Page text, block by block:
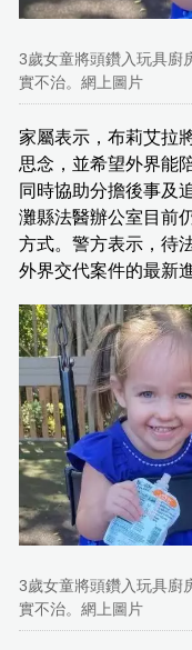
3歲女童將頭鑽入玩具廚
實不治。網上圖片
家屬表示，布莉艾拉
思念，並希望外界能
同時協助分擔後事及
灘縣法醫辦公室目前
方式。警方表示，待
外界交代案件的最新
3歲女童將頭鑽入玩具廚
實不治。網上圖片